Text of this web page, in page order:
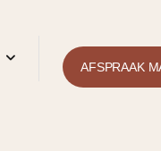
AFSPRAAK